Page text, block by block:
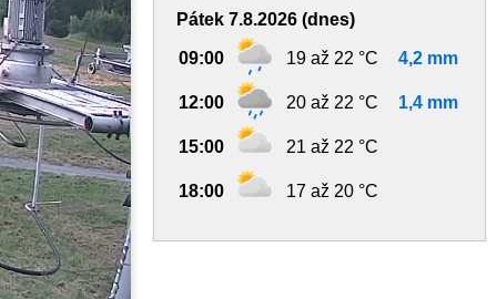
Pátek 7.8.2026 (dnes)
09:00 19 až 22 °C 4,2 mm
12:00 20 až 22 °C 1,4 mm
15:00 21 až 22 °C
18:00 17 až 20 °C